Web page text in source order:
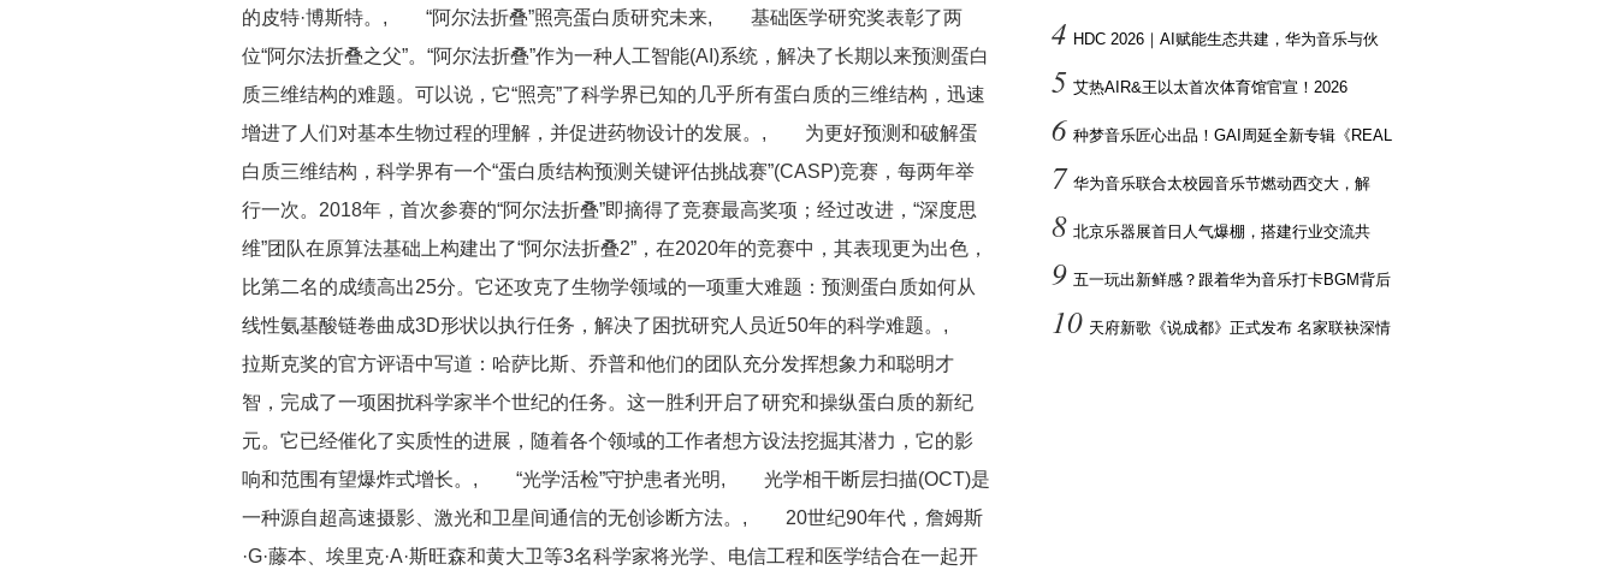
的皮特·博斯特。, “阿尔法折叠”照亮蛋白质研究未来, 基础医学研究奖表彰了两
位“阿尔法折叠之父”。“阿尔法折叠”作为一种人工智能(AI)系统，解决了长期以来预测蛋白
质三维结构的难题。可以说，它“照亮”了科学界已知的几乎所有蛋白质的三维结构，迅速
增进了人们对基本生物过程的理解，并促进药物设计的发展。, 为更好预测和破解蛋
白质三维结构，科学界有一个“蛋白质结构预测关键评估挑战赛”(CASP)竞赛，每两年举
行一次。2018年，首次参赛的“阿尔法折叠”即摘得了竞赛最高奖项；经过改进，“深度思
维”团队在原算法基础上构建出了“阿尔法折叠2”，在2020年的竞赛中，其表现更为出色，
比第二名的成绩高出25分。它还攻克了生物学领域的一项重大难题：预测蛋白质如何从
线性氨基酸链卷曲成3D形状以执行任务，解决了困扰研究人员近50年的科学难题。,
拉斯克奖的官方评语中写道：哈萨比斯、乔普和他们的团队充分发挥想象力和聪明才
智，完成了一项困扰科学家半个世纪的任务。这一胜利开启了研究和操纵蛋白质的新纪
元。它已经催化了实质性的进展，随着各个领域的工作者想方设法挖掘其潜力，它的影
响和范围有望爆炸式增长。, “光学活检”守护患者光明, 光学相干断层扫描(OCT)是
一种源自超高速摄影、激光和卫星间通信的无创诊断方法。, 20世纪90年代，詹姆斯
·G·藤本、埃里克·A·斯旺森和黄大卫等3名科学家将光学、电信工程和医学结合在一起开
4 HDC 2026｜AI赋能生态共建，华为音乐与伙
5 艾热AIR&王以太首次体育馆官宣！2026
6 种梦音乐匠心出品！GAI周延全新专辑《REAL
7 华为音乐联合太校园音乐节燃动西交大，解
8 北京乐器展首日人气爆棚，搭建行业交流共
9 五一玩出新鲜感？跟着华为音乐打卡BGM背后
10 天府新歌《说成都》正式发布 名家联袂深情